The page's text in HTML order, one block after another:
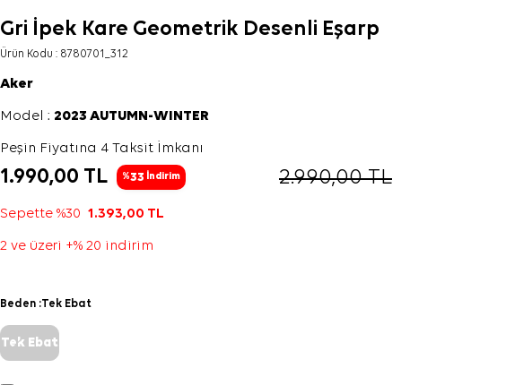
Gri İpek Kare Geometrik Desenli Eşarp
Ürün Kodu : 8780701_312
Aker
Model :2023 AUTUMN-WINTER
Peşin Fiyatına 4 Taksit İmkanı
1.990,00 TL %33 İndirim 2.990,00TL
Sepette %301.393,00 TL
2 ve üzeri +% 20 indirim
Beden :Tek Ebat
Tek Ebat